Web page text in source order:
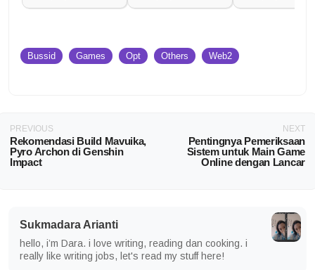
Bussid Games Opt Others Web2
PREVIOUS
Rekomendasi Build Mavuika,
Pyro Archon di Genshin
Impact
NEXT
Pentingnya Pemeriksaan
Sistem untuk Main Game
Online dengan Lancar
Sukmadara Arianti
hello, i’m Dara. i love writing, reading dan cooking. i
really like writing jobs, let's read my stuff here!